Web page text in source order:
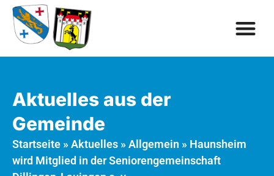
Aktuelles aus der
Gemeinde
Startseite » Aktuelles » Allgemein » Haunsheim
wird Mitglied in der Seniorengemeinschaft